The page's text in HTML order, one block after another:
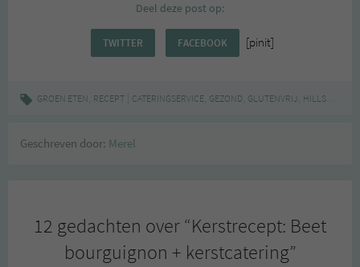
Deel deze post op:
TWITTER FACEBOOK [pinit]
GROEN ETEN, RECEPT CATERINGSERVICE, GEZOND, GLUTENVRIJ, HILLS&MILLS
Geschreven door: Merel
12 gedachten over “Kerstrecept: Beet
bourguignon + kerstcatering”